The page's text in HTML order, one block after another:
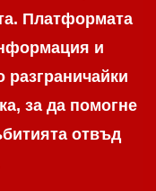
Платформата
и
разграничaйки
за да помогне
отвъд